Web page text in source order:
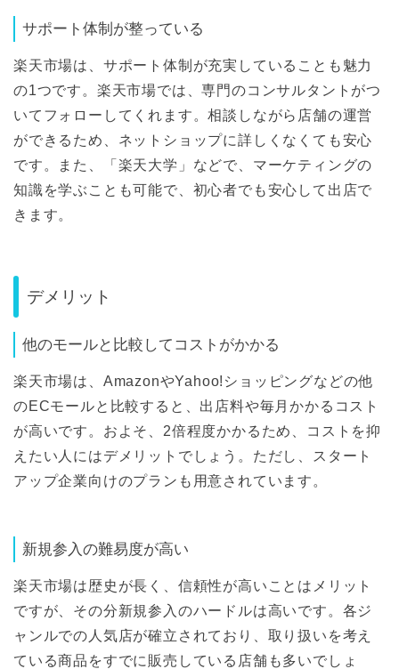
サポート体制が整っている
楽天市場は、サポート体制が充実していることも魅力
の1つです。楽天市場では、専門のコンサルタントがつ
いてフォローしてくれます。相談しながら店舗の運営
ができるため、ネットショップに詳しくなくても安心
です。また、「楽天大学」などで、マーケティングの
知識を学ぶことも可能で、初心者でも安心して出店で
きます。
デメリット
他のモールと比較してコストがかかる
楽天市場は、AmazonやYahoo!ショッピングなどの他
のECモールと比較すると、出店料や毎月かかるコスト
が高いです。およそ、2倍程度かかるため、コストを抑
えたい人にはデメリットでしょう。ただし、スタート
アップ企業向けのプランも用意されています。
新規参入の難易度が高い
楽天市場は歴史が長く、信頼性が高いことはメリット
ですが、その分新規参入のハードルは高いです。各ジ
ャンルでの人気店が確立されており、取り扱いを考え
ている商品をすでに販売している店舗も多いでしょ